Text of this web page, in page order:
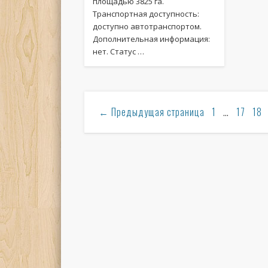
Транспортная доступность:
доступно автотранспортом.
Дополнительная информация:
нет. Статус …
← Предыдущая страница 1 … 17 18